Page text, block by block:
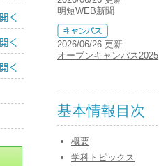
明短WEB新聞
2026/06/26 更新
オープンキャンパス2025
基本情報目次
概要
学科トピックス